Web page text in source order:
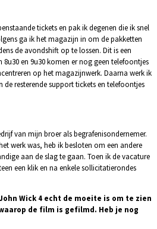
tickets en pak ik degenen die ik snel
ga ik het magazijn in om de pakketten
de avondshift op te lossen. Dit is een
en 9u30 komen er nog geen telefoontjes
op het magazijnwerk. Daarna werk ik
resterende support tickets en telefoontjes
van mijn broer als begrafenisondernemer.
werk was, heb ik besloten om een andere
aan de slag te gaan. Toen ik de vacature
een klik en na enkele sollicitatierondes
Wick 4 echt de moeite is om te zien
de film is gefilmd. Heb je nog